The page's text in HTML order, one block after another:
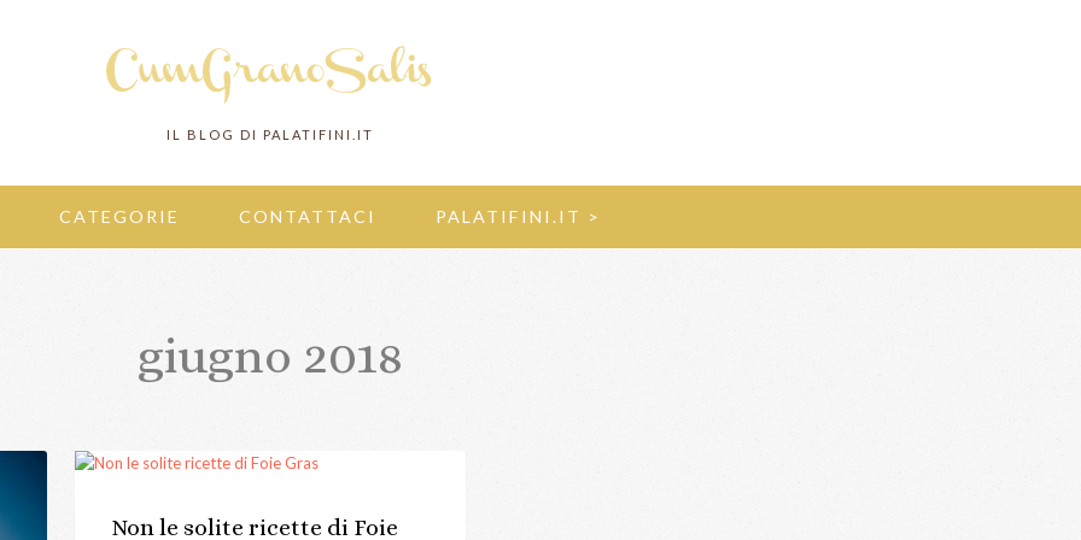
IL BLOG DI PALATIFINI.IT
CATEGORIE CONTATTACI PALATIFINI.IT >
giugno 2018
Non le solite ricette di Foie